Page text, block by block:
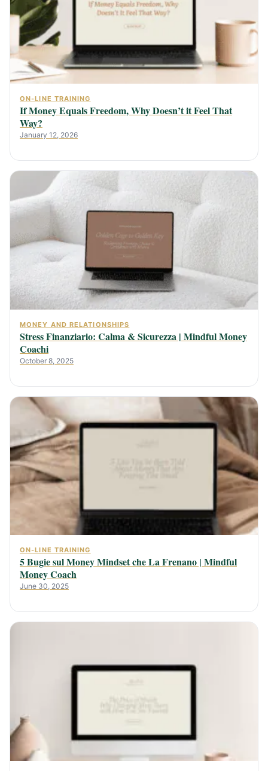
ON-LINE TRAINING
If Money Equals Freedom, Why Doesn’t it Feel That
Way?
January 12, 2026
MONEY AND RELATIONSHIPS
Stress Finanziario: Calma & Sicurezza | Mindful Money
Coachi
October 8, 2025
ON-LINE TRAINING
5 Bugie sul Money Mindset che La Frenano | Mindful
Money Coach
June 30, 2025